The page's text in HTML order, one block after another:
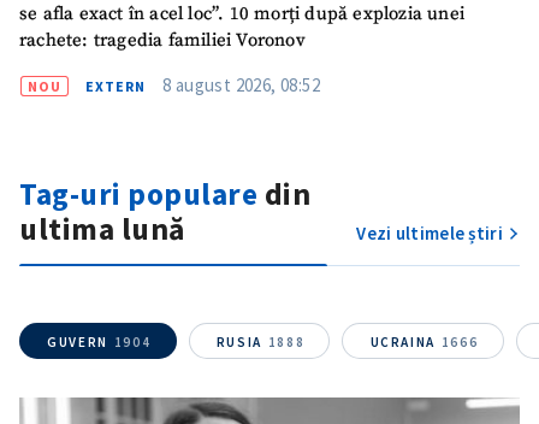
SUSȚINE
se afla exact în acel loc”. 10 morți după explozia unei
rachete: tragedia familiei Voronov
NOU EXTERN 8 august 2026, 08:52
Tag-uri populare din
ultima lună
Vezi ultimele știri
GUVERN 1904 RUSIA 1888 UCRAINA 1666